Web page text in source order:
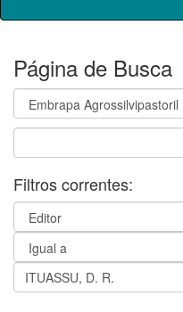
Página de Busca
Filtros correntes: